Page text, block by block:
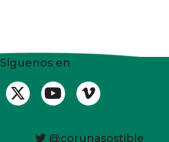
Síguenos en
@corunasostible